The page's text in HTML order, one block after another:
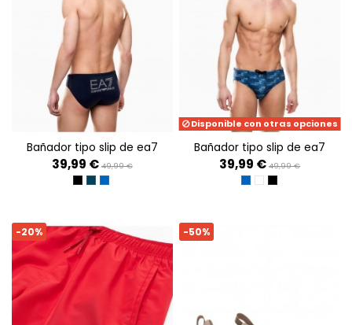
bañador tipo slip de ea7
39,99 € 49,99 €
BLACKARMANI BLUE
TURKISH SEA
Disponible con otras opciones
bañador tipo slip de ea7
39,99 € 49,99 €
FANCY TURKISH SEA
FANCY BLACK/MON
FANCY BLACK/
-20% -50%